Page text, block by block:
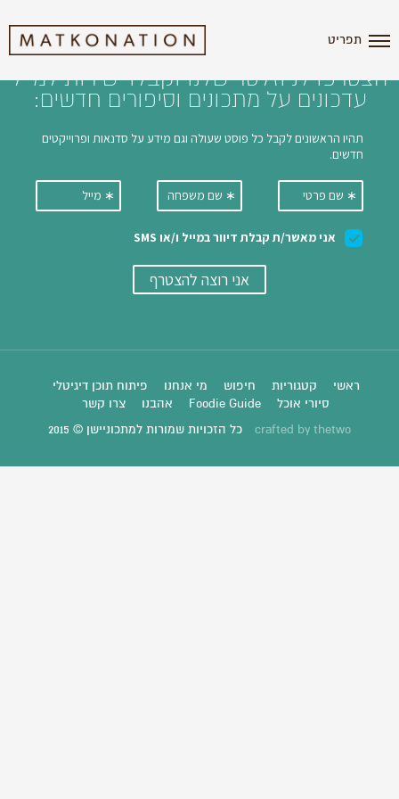
תפריט
הצטרפו לניוזלטר שלנו וקבלו ישירות למייל
עדכונים על מתכונים וסיפורים חדשים:
ראשי קטגוריות חיפוש מי אנחנו
פיתוח תוכן דיגיטלי
סיורי אוכל
Foodie Guide אהבנו צרו קשר
crafted by thetwo כל הזכויות שמורות למתכוניישן © 2015